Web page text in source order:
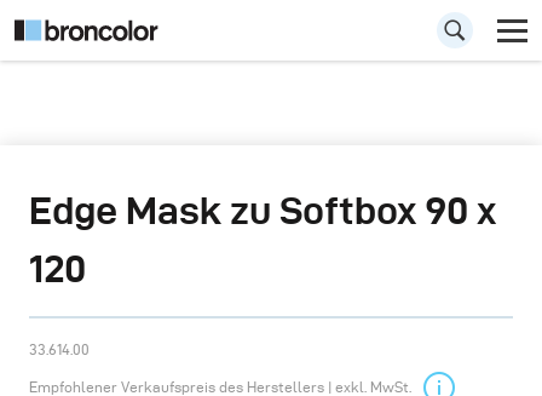
Edge Mask zu Softbox 90 x
120
33.614.00
Empfohlener Verkaufspreis des Herstellers | exkl. MwSt.